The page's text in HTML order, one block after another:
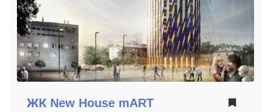
ЖК New House mART